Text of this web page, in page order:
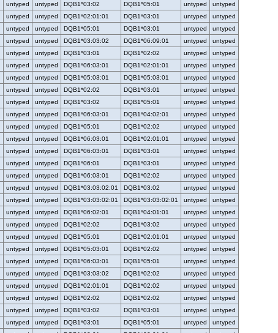
untyped untyped DQB1*03:02 DQB1*05:01 untyped
untyped
untyped untyped DQB1*02:01:01 DQB1*03:01 untyped
untyped
untyped untyped DQB1*05:01 DQB1*03:01 untyped
untyped
untyped untyped DQB1*03:03:02 DQB1*06:09:01 untyped
untyped
untyped untyped DQB1*03:01 DQB1*02:02 untyped
untyped
untyped untyped DQB1*06:03:01 DQB1*02:01:01 untyped
untyped
untyped untyped DQB1*05:03:01 DQB1*05:03:01 untyped
untyped
untyped untyped DQB1*02:02 DQB1*03:01 untyped
untyped
untyped untyped DQB1*03:02 DQB1*05:01 untyped
untyped
untyped untyped DQB1*06:03:01 DQB1*04:02:01 untyped
untyped
untyped untyped DQB1*05:01 DQB1*02:02 untyped
untyped
untyped untyped DQB1*06:03:01 DQB1*02:01:01 untyped
untyped
untyped untyped DQB1*06:03:01 DQB1*03:01 untyped
untyped
untyped untyped DQB1*06:01 DQB1*03:01 untyped
untyped
untyped untyped DQB1*06:03:01 DQB1*02:02 untyped
untyped
untyped untyped DQB1*03:03:02:01 DQB1*03:02 untyped
untyped
untyped untyped DQB1*03:03:02:01 DQB1*03:03:02:01 untyped
untyped
untyped untyped DQB1*06:02:01 DQB1*04:01:01 untyped
untyped
untyped untyped DQB1*02:02 DQB1*03:02 untyped
untyped
untyped untyped DQB1*05:01 DQB1*02:01:01 untyped
untyped
untyped untyped DQB1*05:03:01 DQB1*02:02 untyped
untyped
untyped untyped DQB1*06:03:01 DQB1*05:01 untyped
untyped
untyped untyped DQB1*03:03:02 DQB1*02:02 untyped
untyped
untyped untyped DQB1*02:01:01 DQB1*02:02 untyped
untyped
untyped untyped DQB1*02:02 DQB1*02:02 untyped
untyped
untyped untyped DQB1*03:02 DQB1*03:01 untyped
untyped
untyped untyped DQB1*03:01 DQB1*05:01 untyped
untyped